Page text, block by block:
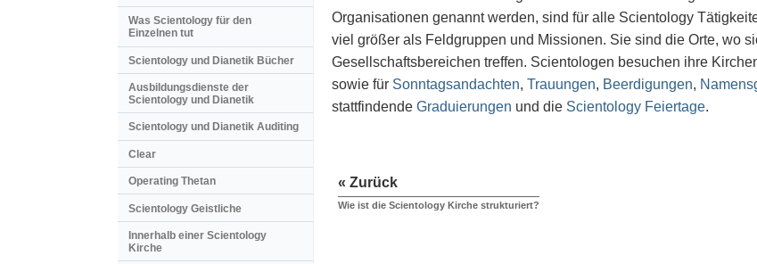
Organisationen genannt werden, sind für alle Scientology
viel größer als Feldgruppen und Missionen. Sie sind die Orte, wo
Gesellschaftsbereichen treffen. Scientologen besuchen ihre
sowie für Sonntagsandachten, Trauungen, Beerdigungen,
stattfindende Graduierungen und die Scientology Feiertage.
« Zurück
Wie ist die Scientology Kirche strukturiert?
Was Scientology für den
Einzelnen tut
Scientology und Dianetik Bücher
Ausbildungsdienste der
Scientology und Dianetik
Scientology und Dianetik Auditing
Clear
Operating Thetan
Scientology Geistliche
Innerhalb einer Scientology
Kirche